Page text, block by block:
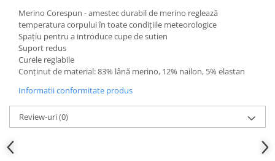
Merino Corespun - amestec durabil de merino reglează
temperatura corpului în toate condițiile meteorologice
Spațiu pentru a introduce cupe de sutien
Suport redus
Curele reglabile
Conținut de material: 83% lână merino, 12% nailon, 5% elastan
Informatii conformitate produs
Review-uri(0)